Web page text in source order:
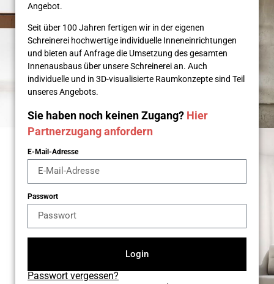
Angebot.
Seit über 100 Jahren fertigen wir in der eigenen
Schreinerei hochwertige individuelle Inneneinrichtungen
und bieten auf Anfrage die Umsetzung des gesamten
Innenausbaus über unsere Schreinerei an. Auch
individuelle und in 3D-visualisierte Raumkonzepte sind Teil
unseres Angebots.
Sie haben noch keinen Zugang? Hier
Partnerzugang anfordern
E-Mail-Adresse
Passwort
Login
Passwort vergessen?